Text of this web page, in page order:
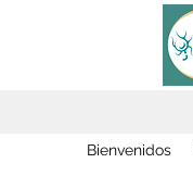
Bienvenidos